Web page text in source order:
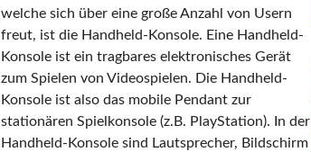
welche sich über eine große Anzahl von Usern
freut, ist die Handheld-Konsole. Eine Handheld-
Konsole ist ein tragbares elektronisches Gerät
zum Spielen von Videospielen. Die Handheld-
Konsole ist also das mobile Pendant zur
stationären Spielkonsole (z.B. PlayStation). In der
Handheld-Konsole sind Lautsprecher, Bildschirm